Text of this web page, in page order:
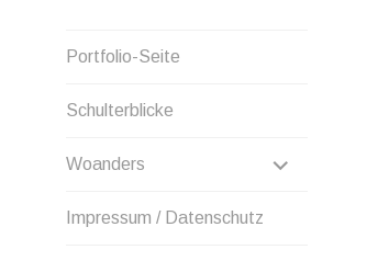
Portfolio-Seite
Schulterblicke
Woanders
Impressum / Datenschutz